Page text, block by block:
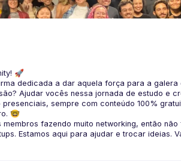
! 🚀
dedicada a dar aquela força para a galera
Ajudar vocês nessa jornada de estudo e
presenciais, sempre com conteúdo 100%
🤓
membros fazendo muito networking, então não
Estamos aqui para ajudar e trocar ideias.